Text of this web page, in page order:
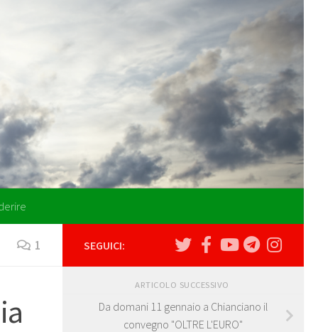
1 SEGUICI:
ARTICOLO SUCCESSIVO
Da domani 11 gennaio a Chianciano il
convegno "OLTRE L'EURO"